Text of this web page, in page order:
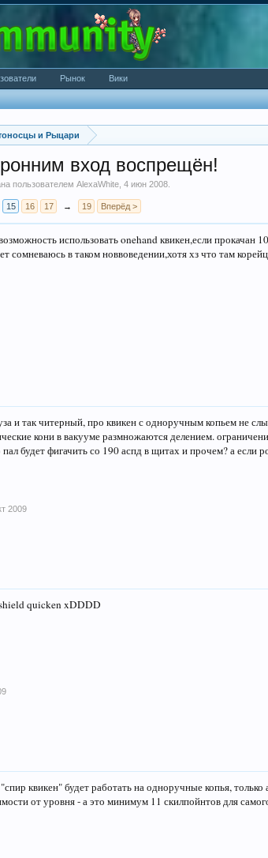
и Рыцари
вход воспрещён!
пользователем AlexaWhite 4 июн 2008
15 16 17 → 19 Вперёд >
использовать onehand квикен,если прокачан
сомневаюсь в таком новвоведении,хотя хз что там
и так читерный, про квикен с одноручным копьем не
кони в вакууме размножаются делением.
будет фигачить со 190 аспд в щитах и прочем? а если
2009
quicken xDDDD
квикен" будет работать на одноручные копья,
от уровня - а это минимум 11 скилпойнтов для
Рынок Вики